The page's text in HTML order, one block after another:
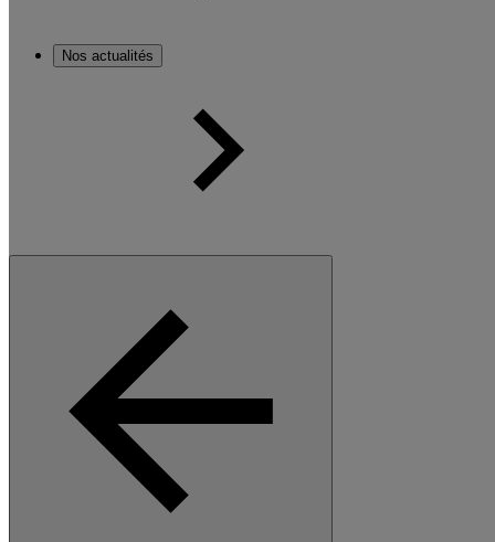
Nos actualités